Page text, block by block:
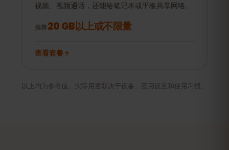
视频、视频通话，还能给笔记本或平板共享网络。
推荐20 GB以上或不限量
查看套餐
以上均为参考值。实际用量取决于设备、应用设置和使用习惯。